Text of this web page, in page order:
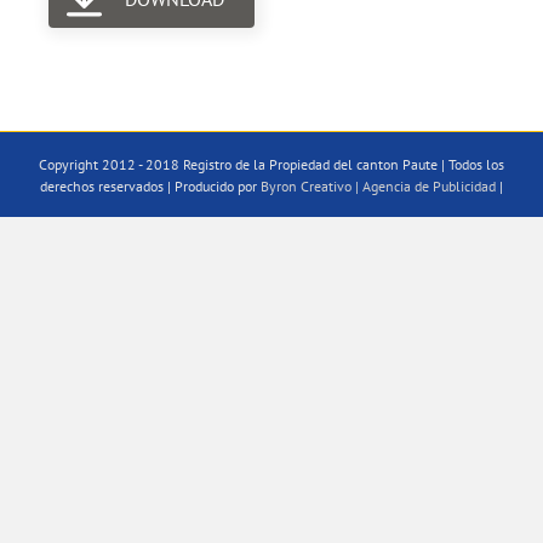
Copyright 2012 - 2018 Registro de la Propiedad del canton Paute | Todos los
derechos reservados | Producido por Byron Creativo | Agencia de Publicidad |